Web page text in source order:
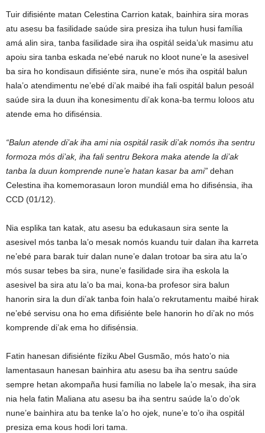
Tuir difisiénte matan Celestina Carrion katak, bainhira sira moras
atu asesu ba fasilidade saúde sira presiza iha tulun husi família
amá alin sira, tanba fasilidade sira iha ospitál seida’uk masimu atu
apoiu sira tanba eskada ne’ebé naruk no kloot nune’e la asesivel
ba sira ho kondisaun difisiénte sira, nune’e mós iha ospitál balun
hala’o atendimentu ne’ebé di’ak maibé iha fali ospitál balun pesoál
saúde sira la duun iha konesimentu di’ak kona-ba termu loloos atu
atende ema ho difisénsia.
“Balun atende di’ak iha ami nia ospitál rasik di’ak nomós iha sentru
formoza mós di’ak, iha fali sentru Bekora maka atende la di’ak
tanba la duun komprende nune’e hatan kasar ba ami” dehan
Celestina iha komemorasaun loron mundiál ema ho difisénsia, iha
CCD (01/12).
Nia esplika tan katak, atu asesu ba edukasaun sira sente la
asesivel mós tanba la’o mesak nomós kuandu tuir dalan iha karreta
ne’ebé para barak tuir dalan nune’e dalan trotoar ba sira atu la’o
mós susar tebes ba sira, nune’e fasilidade sira iha eskola la
asesivel ba sira atu la’o ba mai, kona-ba profesor sira balun
hanorin sira la dun di’ak tanba foin hala’o rekrutamentu maibé hirak
ne’ebé servisu ona ho ema difisiénte bele hanorin ho di’ak no mós
komprende di’ak ema ho difisénsia.
Fatin hanesan difisiénte fíziku Abel Gusmão, mós hato’o nia
lamentasaun hanesan bainhira atu asesu ba iha sentru saúde
sempre hetan akompaña husi família no labele la’o mesak, iha sira
nia hela fatin Maliana atu asesu ba iha sentru saúde la’o do’ok
nune’e bainhira atu ba tenke la’o ho ojek, nune’e to’o iha ospitál
presiza ema kous hodi lori tama.